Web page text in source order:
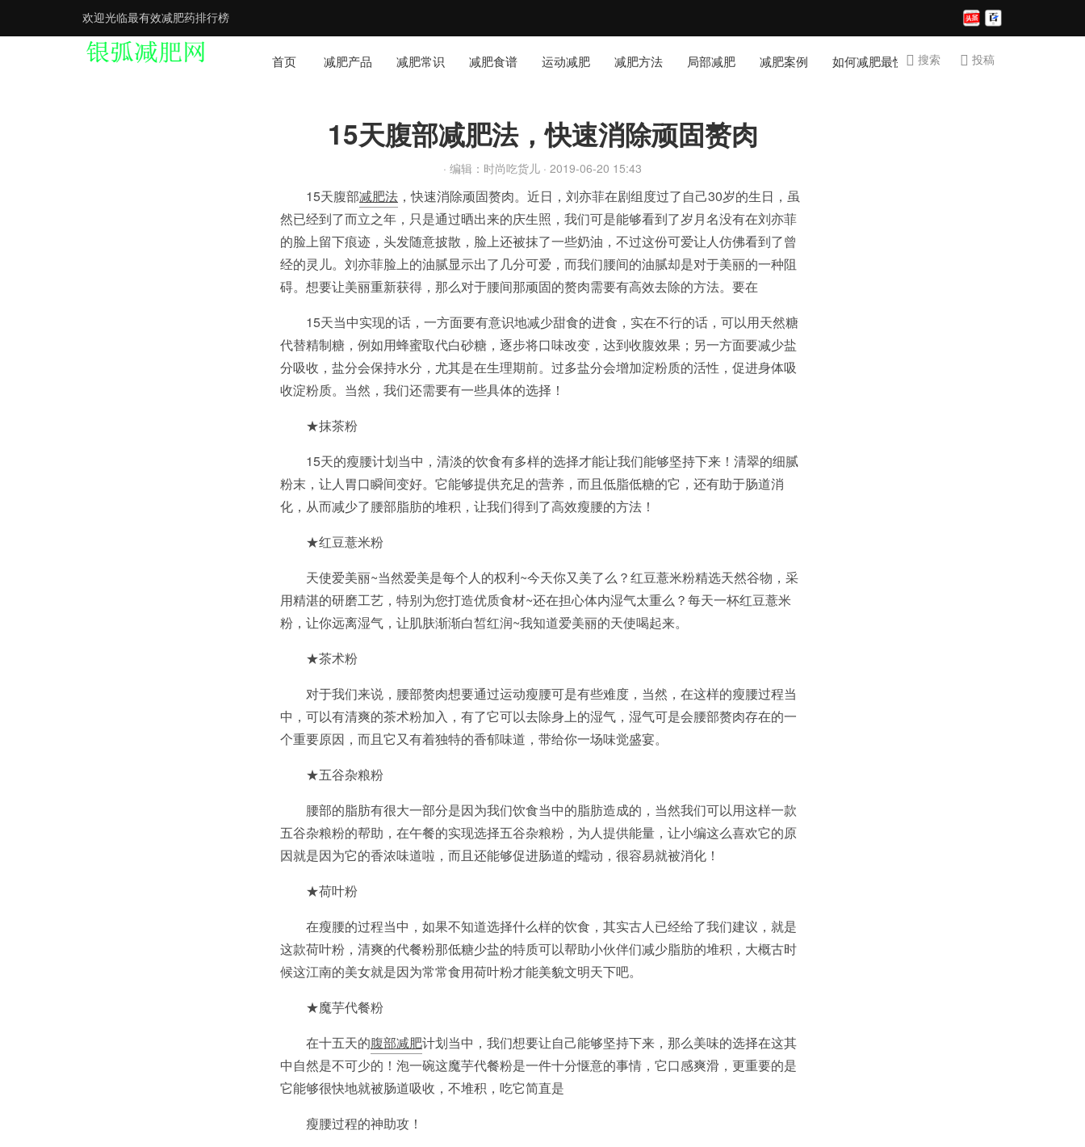
欢迎光临最有效减肥药排行榜
首页 减肥产品 减肥常识 减肥食谱 运动减肥 减肥方法 局部减肥 减肥案例 如何减肥最快 减肥专题
搜索 投稿
15天腹部减肥法，快速消除顽固赘肉
· 编辑：时尚吃货儿 · 2019-06-20 15:43
15天腹部减肥法 ，快速消除顽固赘肉。近日，刘亦菲在剧组度过了自己30岁的生日，虽
然已经到了而立之年，只是通过晒出来的庆生照，我们可是能够看到了岁月名没有在刘亦菲
的脸上留下痕迹，头发随意披散，脸上还被抹了一些奶油，不过这份可爱让人仿佛看到了曾
经的灵儿。刘亦菲脸上的油腻显示出了几分可爱，而我们腰间的油腻却是对于美丽的一种阻
碍。想要让美丽重新获得，那么对于腰间那顽固的赘肉需要有高效去除的方法。要在
15天当中实现的话，一方面要有意识地减少甜食的进食，实在不行的话，可以用天然糖
代替精制糖，例如用蜂蜜取代白砂糖，逐步将口味改变，达到收腹效果；另一方面要减少盐
分吸收，盐分会保持水分，尤其是在生理期前。过多盐分会增加淀粉质的活性，促进身体吸
收淀粉质。当然，我们还需要有一些具体的选择！
★抹茶粉
15天的瘦腰计划当中，清淡的饮食有多样的选择才能让我们能够坚持下来！清翠的细腻
粉末，让人胃口瞬间变好。它能够提供充足的营养，而且低脂低糖的它，还有助于肠道消
化，从而减少了腰部脂肪的堆积，让我们得到了高效瘦腰的方法！
★红豆薏米粉
天使爱美丽~当然爱美是每个人的权利~今天你又美了么？红豆薏米粉精选天然谷物，采
用精湛的研磨工艺，特别为您打造优质食材~还在担心体内湿气太重么？每天一杯红豆薏米
粉，让你远离湿气，让肌肤渐渐白皙红润~我知道爱美丽的天使喝起来。
★茶术粉
对于我们来说，腰部赘肉想要通过运动瘦腰可是有些难度，当然，在这样的瘦腰过程当
中，可以有清爽的茶术粉加入，有了它可以去除身上的湿气，湿气可是会腰部赘肉存在的一
个重要原因，而且它又有着独特的香郁味道，带给你一场味觉盛宴。
★五谷杂粮粉
腰部的脂肪有很大一部分是因为我们饮食当中的脂肪造成的，当然我们可以用这样一款
五谷杂粮粉的帮助，在午餐的实现选择五谷杂粮粉，为人提供能量，让小编这么喜欢它的原
因就是因为它的香浓味道啦，而且还能够促进肠道的蠕动，很容易就被消化！
★荷叶粉
在瘦腰的过程当中，如果不知道选择什么样的饮食，其实古人已经给了我们建议，就是
这款荷叶粉，清爽的代餐粉那低糖少盐的特质可以帮助小伙伴们减少脂肪的堆积，大概古时
候这江南的美女就是因为常常食用荷叶粉才能美貌文明天下吧。
★魔芋代餐粉
在十五天的腹部减肥计划当中，我们想要让自己能够坚持下来，那么美味的选择在这其
中自然是不可少的！泡一碗这魔芋代餐粉是一件十分惬意的事情，它口感爽滑，更重要的是
它能够很快地就被肠道吸收，不堆积，吃它简直是
瘦腰过程的神助攻！